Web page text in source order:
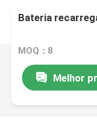
Bateria
MOQ：8
Melhor